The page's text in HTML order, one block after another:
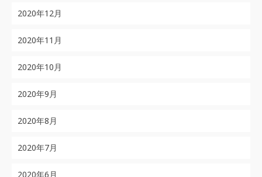
2020年12月
2020年11月
2020年10月
2020年9月
2020年8月
2020年7月
2020年6月